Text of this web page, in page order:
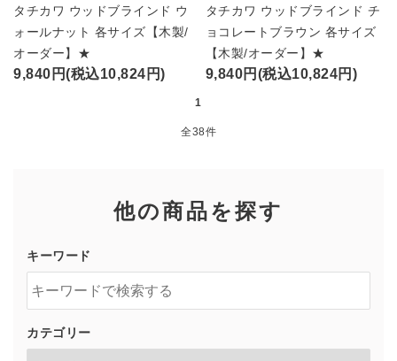
タチカワ ウッドブラインド ウ
ォールナット 各サイズ【木製/
オーダー】★
9,840円(税込10,824円)
タチカワ ウッドブラインド チ
ョコレートブラウン 各サイズ
【木製/オーダー】★
9,840円(税込10,824円)
1
全38件
他の商品を探す
キーワード
カテゴリー